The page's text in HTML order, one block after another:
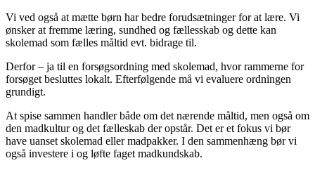
Vi ved også at mætte børn har bedre forudsætninger for at lære. Vi
ønsker at fremme læring, sundhed og fællesskab og dette kan
skolemad som fælles måltid evt. bidrage til.
Derfor – ja til en forsøgsordning med skolemad, hvor rammerne for
forsøget besluttes lokalt. Efterfølgende må vi evaluere ordningen
grundigt.
At spise sammen handler både om det nærende måltid, men også om
den madkultur og det fælleskab der opstår. Det er et fokus vi bør
have uanset skolemad eller madpakker. I den sammenhæng bør vi
også investere i og løfte faget madkundskab.